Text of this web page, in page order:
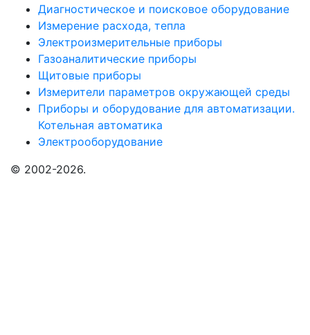
Диагностическое и поисковое оборудование
Измерение расхода, тепла
Электроизмерительные приборы
Газоаналитические приборы
Щитовые приборы
Измерители параметров окружающей среды
Приборы и оборудование для автоматизации.
Котельная автоматика
Электрооборудование
© 2002-2026.